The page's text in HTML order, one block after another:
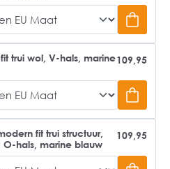
trui wol, V-hals, marine109,95
fit trui structuur,
hals, marine blauw
109,95